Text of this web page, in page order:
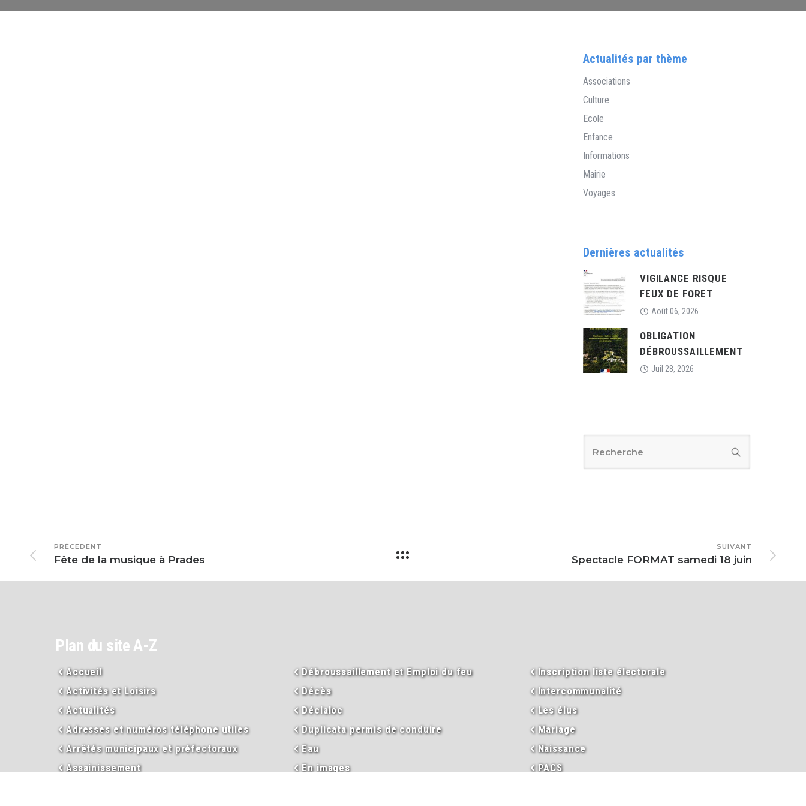
Actualités par thème
Associations
Culture
Ecole
Enfance
Informations
Mairie
Voyages
Dernières actualités
VIGILANCE RISQUE
FEUX DE FORET
Août 06, 2026
OBLIGATION
DÉBROUSSAILLEMENT
Juil 28, 2026
PRÉCEDENT
Fête de la musique à Prades
SUIVANT
Spectacle FORMAT samedi 18 juin
Plan du site A-Z
Accueil
Activités et Loisirs
Actualités
Adresses et numéros téléphone utiles
Arrêtés municipaux et préfectoraux
Assainissement
Débroussaillement et Emploi du feu
Décès
Déclaloc
Duplicata permis de conduire
Eau
En images
Inscription liste électorale
Intercommunalité
Les élus
Mariage
Naissance
PACS